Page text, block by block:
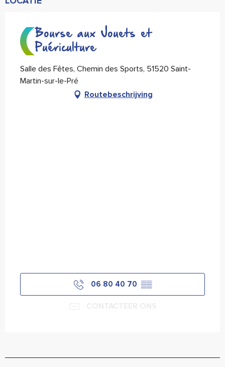
Bourse aux Jouets et
Puériculture
Salle des Fêtes, Chemin des Sports, 51520 Saint-
Martin-sur-le-Pré
Routebeschrijving
06 80 40 70 ▒▒